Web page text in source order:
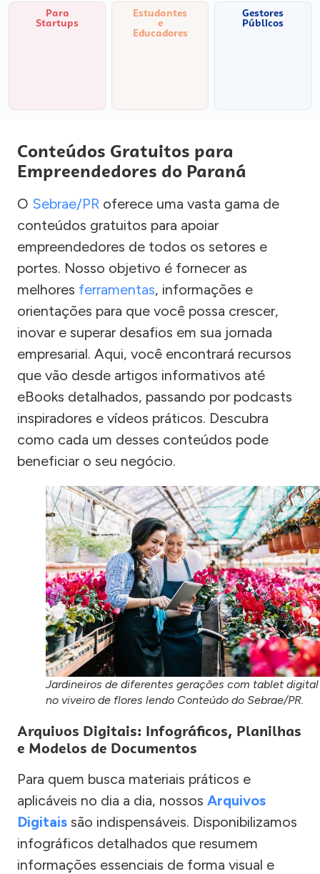
Para
Startups
Estudantes
e
Educadores
Gestores
Públicos
Conteúdos Gratuitos para
Empreendedores do Paraná
O Sebrae/PR oferece uma vasta gama de
conteúdos gratuitos para apoiar
empreendedores de todos os setores e
portes. Nosso objetivo é fornecer as
melhores ferramentas, informações e
orientações para que você possa crescer,
inovar e superar desafios em sua jornada
empresarial. Aqui, você encontrará recursos
que vão desde artigos informativos até
eBooks detalhados, passando por podcasts
inspiradores e vídeos práticos. Descubra
como cada um desses conteúdos pode
beneficiar o seu negócio.
Jardineiros de diferentes gerações com tablet digital
no viveiro de flores lendo Conteúdo do Sebrae/PR.
Arquivos Digitais: Infográficos, Planilhas
e Modelos de Documentos
Para quem busca materiais práticos e
aplicáveis no dia a dia, nossos Arquivos
Digitais são indispensáveis. Disponibilizamos
infográficos detalhados que resumem
informações essenciais de forma visual e